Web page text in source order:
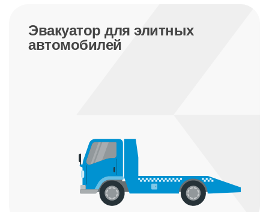
Эвакуатор для элитных
автомобилей